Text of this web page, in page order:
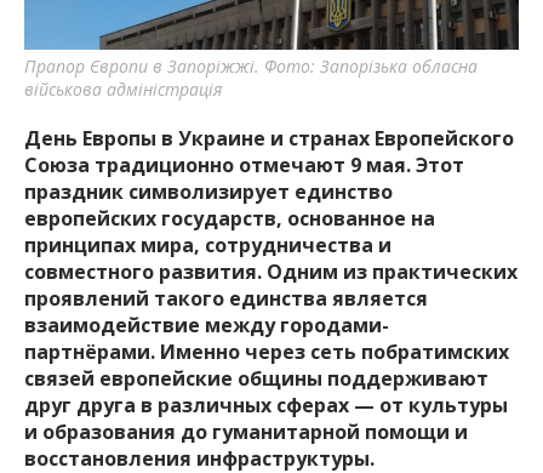
Прапор Європи в Запоріжжі. Фото: Запорізька обласна
військова адміністрація
День Европы в Украине и странах Европейского
Союза традиционно отмечают 9 мая. Этот
праздник символизирует единство
европейских государств, основанное на
принципах мира, сотрудничества и
совместного развития. Одним из практических
проявлений такого единства является
взаимодействие между городами-
партнёрами. Именно через сеть побратимских
связей европейские общины поддерживают
друг друга в различных сферах — от культуры
и образования до гуманитарной помощи и
восстановления инфраструктуры.